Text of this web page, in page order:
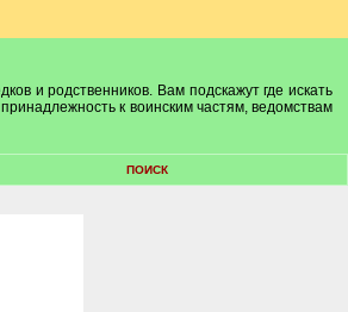
и родственников. Вам подскажут где искать
к воинским частям, ведомствам
ПОИСК